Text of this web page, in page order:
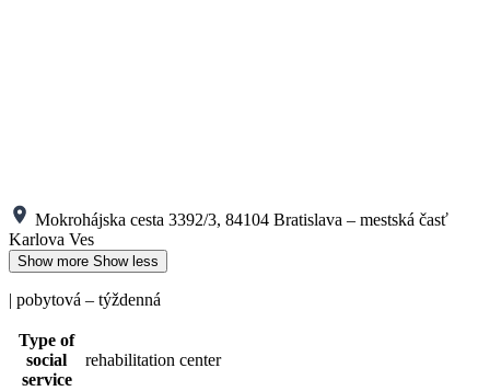
Mokrohájska cesta 3392/3, 84104 Bratislava – mestská časť
Karlova Ves
Show more Show less
| pobytová – týždenná
Type of
social
service
rehabilitation center